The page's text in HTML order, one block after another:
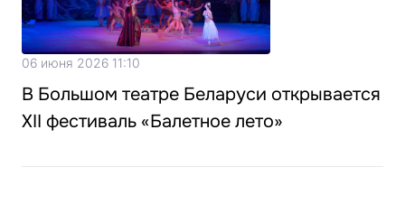
06 июня 2026 11:10
В Большом театре Беларуси открывается
XII фестиваль «Балетное лето»